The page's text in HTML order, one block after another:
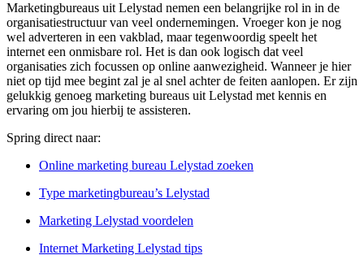
Marketingbureaus uit Lelystad nemen een belangrijke rol in in de
organisatiestructuur van veel ondernemingen. Vroeger kon je nog
wel adverteren in een vakblad, maar tegenwoordig speelt het
internet een onmisbare rol. Het is dan ook logisch dat veel
organisaties zich focussen op online aanwezigheid. Wanneer je hier
niet op tijd mee begint zal je al snel achter de feiten aanlopen. Er zijn
gelukkig genoeg marketing bureaus uit Lelystad met kennis en
ervaring om jou hierbij te assisteren.
Spring direct naar:
Online marketing bureau Lelystad zoeken
Type marketingbureau’s Lelystad
Marketing Lelystad voordelen
Internet Marketing Lelystad tips